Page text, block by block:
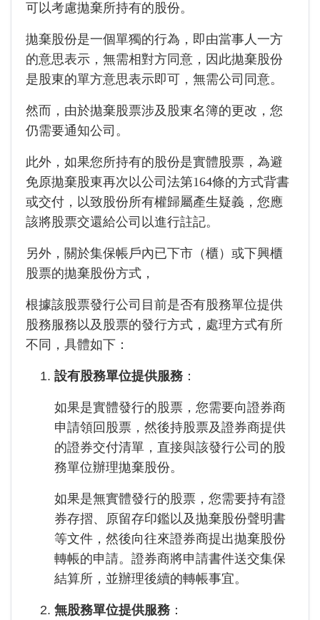
可以考慮拋棄所持有的股份。
拋棄股份是一個單獨的行為，即由當事人一方
的意思表示，無需相對方同意，因此拋棄股份
是股東的單方意思表示即可，無需公司同意。
然而，由於拋棄股票涉及股東名簿的更改，您
仍需要通知公司。
此外，如果您所持有的股份是實體股票，為避
免原拋棄股東再次以公司法第164條的方式背書
或交付，以致股份所有權歸屬產生疑義，您應
該將股票交還給公司以進行註記。
另外，關於集保帳戶內已下市（櫃）或下興櫃
股票的拋棄股份方式，
根據該股票發行公司目前是否有股務單位提供
股務服務以及股票的發行方式，處理方式有所
不同，具體如下：
設有股務單位提供服務 ：
如果是實體發行的股票，您需要向證券商
申請領回股票，然後持股票及證券商提供
的證券交付清單，直接與該發行公司的股
務單位辦理拋棄股份。
如果是無實體發行的股票，您需要持有證
券存摺、原留存印鑑以及拋棄股份聲明書
等文件，然後向往來證券商提出拋棄股份
轉帳的申請。證券商將申請書件送交集保
結算所，並辦理後續的轉帳事宜。
無股務單位提供服務 ：